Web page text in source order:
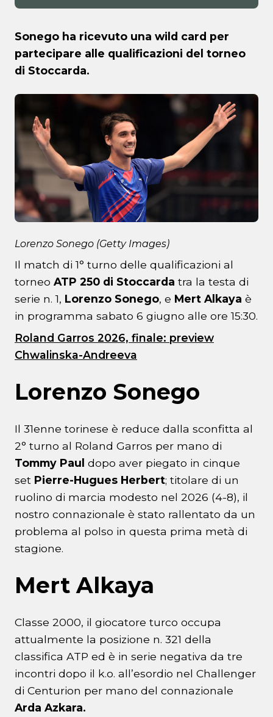
Sonego ha ricevuto una wild card per
partecipare alle qualificazioni del torneo
di Stoccarda.
Lorenzo Sonego (Getty Images)
Il match di 1° turno delle qualificazioni al
torneo ATP 250 di Stoccarda tra la testa di
serie n. 1, Lorenzo Sonego, e Mert Alkaya è
in programma sabato 6 giugno alle ore 15:30.
Roland Garros 2026, finale: preview
Chwalinska-Andreeva
Lorenzo Sonego
Il 31enne torinese è reduce dalla sconfitta al
2° turno al Roland Garros per mano di
Tommy Paul dopo aver piegato in cinque
set Pierre-Hugues Herbert; titolare di un
ruolino di marcia modesto nel 2026 (4-8), il
nostro connazionale è stato rallentato da un
problema al polso in questa prima metà di
stagione.
Mert Alkaya
Classe 2000, il giocatore turco occupa
attualmente la posizione n. 321 della
classifica ATP ed è in serie negativa da tre
incontri dopo il k.o. all’esordio nel Challenger
di Centurion per mano del connazionale
Arda Azkara.